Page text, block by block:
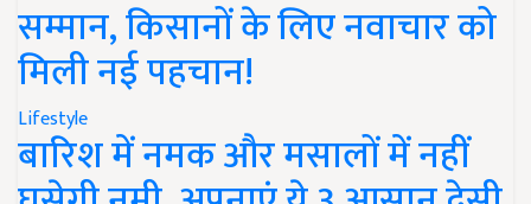
सम्मान, किसानों के लिए नवाचार को
मिली नई पहचान!
Lifestyle
बारिश में नमक और मसालों में नहीं